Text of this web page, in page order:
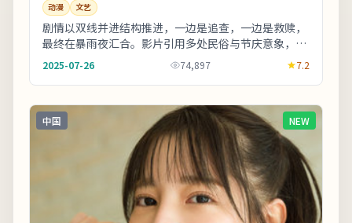
动漫 文艺
剧情以双线并进结构推进，一边是追查，一边是救赎，
最终在暴雨夜汇合。影片引用多处民俗与节庆意象，增
强地域文化氛围。整体来看，这是一部类型元素清
2025-07-26 74,897 7.2
中国 NEW